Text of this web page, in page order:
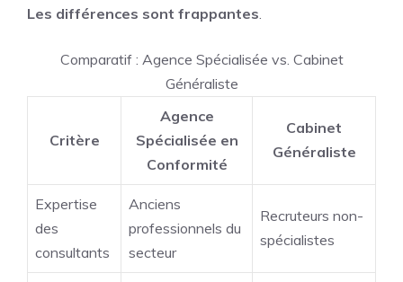
Les différences sont frappantes.
Comparatif : Agence Spécialisée vs. Cabinet
Généraliste
Critère
Agence
Spécialisée en
Conformité
Cabinet
Généraliste
Expertise
des
consultants
Anciens
professionnels du
secteur
Recruteurs non-
spécialistes